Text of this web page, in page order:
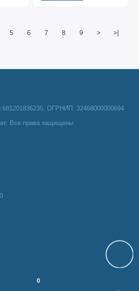
0
5 6 7 8 9 > >|
ОГРНИП: 32468000000694
Все права защищены.